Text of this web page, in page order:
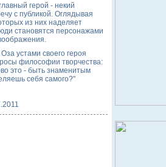
герой - некий
с публикой. Оглядывая
из них наделяет
становятся персонажами
устами своего героя
философии творчества:
это - быть знаменитым
себя самого?"